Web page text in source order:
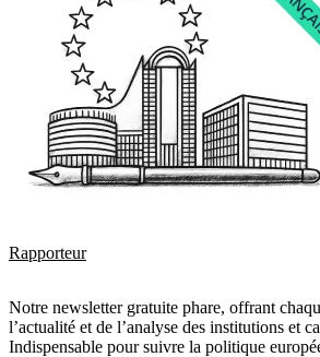
Rapporteur
Notre newsletter gratuite phare, offrant
l’actualité et de l’analyse des institutions et
Indispensable pour suivre la politique